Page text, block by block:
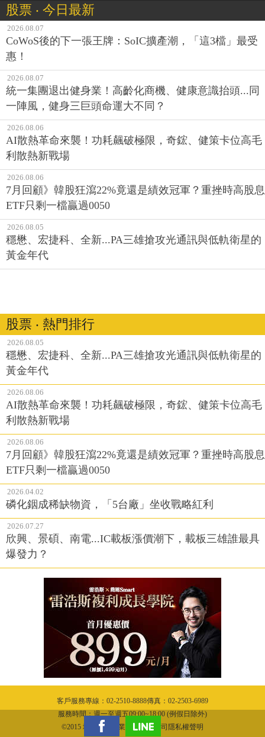
股票 ‧ 今日最新
2026.08.07
CoWoS後的下一張王牌：SoIC擴產潮，「這3檔」最受
惠！
2026.08.07
統一集團退出健身業！高齡化商機、健康意識抬頭...同
一陣風，健身三巨頭命運大不同？
2026.08.06
AI散熱革命來襲！功耗飆破極限，奇鋐、健策卡位高毛
利散熱新戰場
2026.08.06
7月回顧》韓股狂瀉22%竟還是績效冠軍？重挫時高股息
ETF只剩一檔贏過0050
2026.08.05
穩懋、宏捷科、全新...PA三雄搶攻光通訊與低軌衛星的
黃金年代
股票 ‧ 熱門排行
2026.08.05
穩懋、宏捷科、全新...PA三雄搶攻光通訊與低軌衛星的
黃金年代
2026.08.06
AI散熱革命來襲！功耗飆破極限，奇鋐、健策卡位高毛
利散熱新戰場
2026.08.06
7月回顧》韓股狂瀉22%竟還是績效冠軍？重挫時高股息
ETF只剩一檔贏過0050
2026.04.02
磷化銦成稀缺物資，「5台廠」坐收戰略紅利
2026.07.27
欣興、景碩、南電...IC載板漲價潮下，載板三雄誰最具
爆發力？
客戶服務專線：02-2510-8888傳真：02-2503-6989
服務時間：週一至週五09:00~18:00 (例假日除外)
©2015 城邦文化事業股份有限公司隱私權聲明